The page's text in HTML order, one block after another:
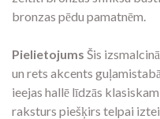
bronzas pēdu pamatnēm.
Pielietojums Šis
un rets akcents
ieejas hallē līdzās
raksturs piešķirs telpai